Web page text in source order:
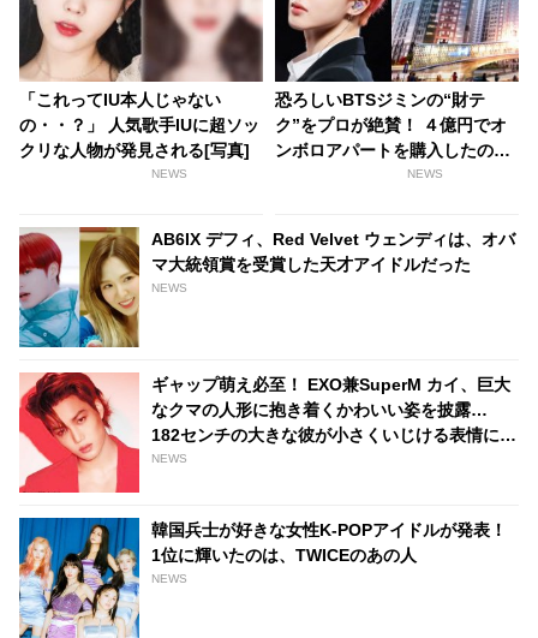
「これってIU本人じゃない
の・・？」 人気歌手IUに超ソッ
クリな人物が発見される[写真]
NEWS
恐ろしいBTSジミンの“財テ
ク”をプロが絶賛！ ４億円でオ
ンボロアパートを購入したのに
はワケがあった！ 未来は『韓国
NEWS
AB6IX デフィ、Red Velvet ウェンディは、オバ
マ大統領賞を受賞した天才アイドルだった
NEWS
ギャップ萌え必至！ EXO兼SuperM カイ、巨大
なクマの人形に抱き着くかわいい姿を披露…
182センチの大きな彼が小さくいじける表情にフ
ァンは大興奮
NEWS
韓国兵士が好きな女性K-POPアイドルが発表！
1位に輝いたのは、TWICEのあの人
NEWS